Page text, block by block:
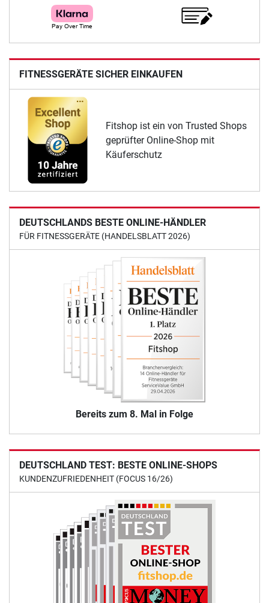
FITNESSGERÄTE SICHER EINKAUFEN
Fitshop ist ein von Trusted Shops
geprüfter Online-Shop mit
Käuferschutz
DEUTSCHLANDS BESTE ONLINE-HÄNDLER
FÜR FITNESSGERÄTE (HANDELSBLATT 2026)
Bereits zum 8. Mal in Folge
DEUTSCHLAND TEST: BESTE ONLINE-SHOPS
KUNDENZUFRIEDENHEIT (FOCUS 16/26)